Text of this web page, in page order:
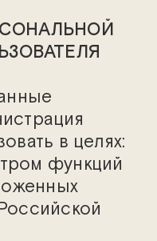
в целях:
функций